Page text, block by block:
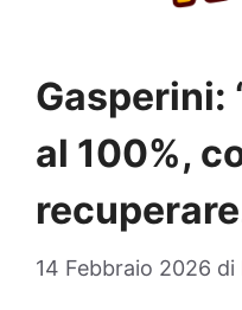
Gasperini:
al 100%,
14 Febbraio 2026 di